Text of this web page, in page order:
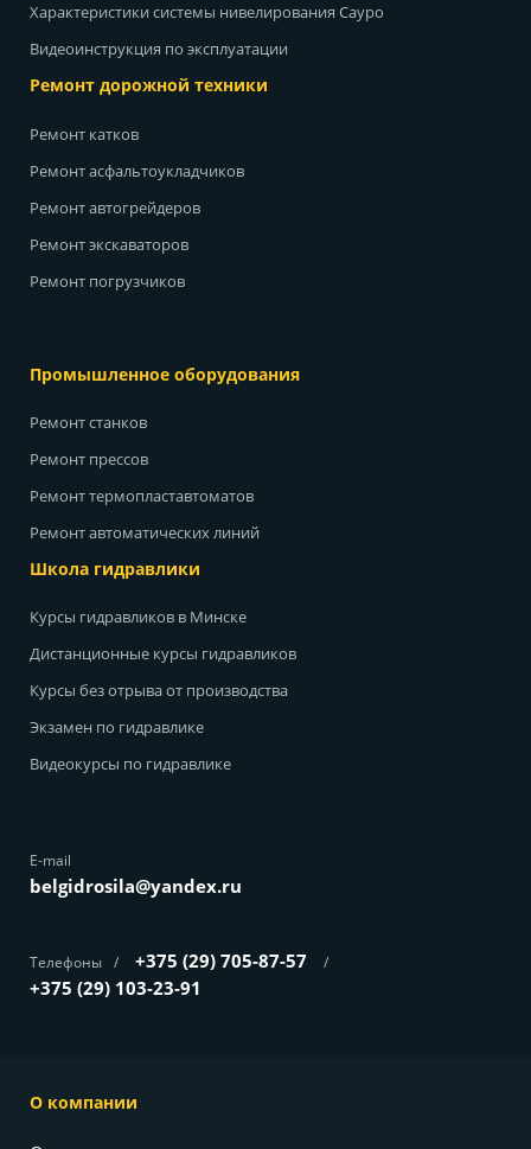
О компании
Характеристики системы нивелирования Сауро
Видеоинструкция по эксплуатации
Ремонт дорожной техники
Ремонт катков
Ремонт асфальтоукладчиков
Ремонт автогрейдеров
Ремонт экскаваторов
Ремонт погрузчиков
Промышленное оборудования
Ремонт станков
Ремонт прессов
Ремонт термопластавтоматов
Ремонт автоматических линий
Школа гидравлики
Курсы гидравликов в Минске
Дистанционные курсы гидравликов
Курсы без отрыва от производства
Экзамен по гидравлике
Видеокурсы по гидравлике
E-mail
belgidrosila@yandex.ru
Телефоны / +375 (29) 705-87-57 /
+375 (29) 103-23-91